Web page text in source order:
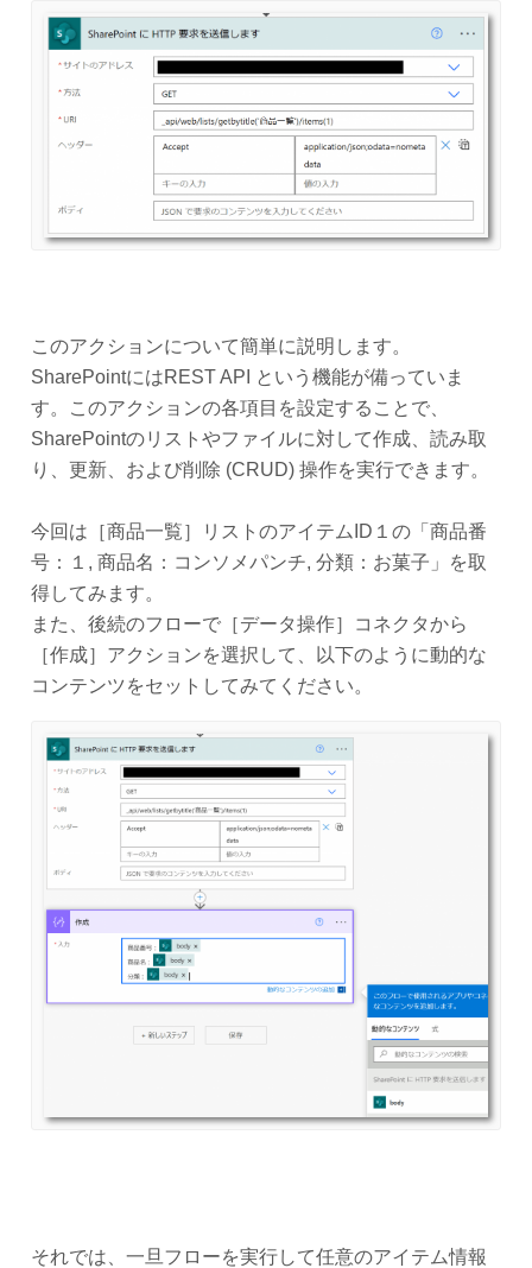
このアクションについて簡単に説明します。
SharePointにはREST API という機能が備っていま
す。このアクションの各項目を設定することで、
SharePointのリストやファイルに対して作成、読み取
り、更新、および削除 (CRUD) 操作を実行できます。
今回は［商品一覧］リストのアイテムID１の「商品番
号：１, 商品名：コンソメパンチ, 分類：お菓子」を取
得してみます。
また、後続のフローで［データ操作］コネクタから
［作成］アクションを選択して、以下のように動的な
コンテンツをセットしてみてください。
それでは、一旦フローを実行して任意のアイテム情報